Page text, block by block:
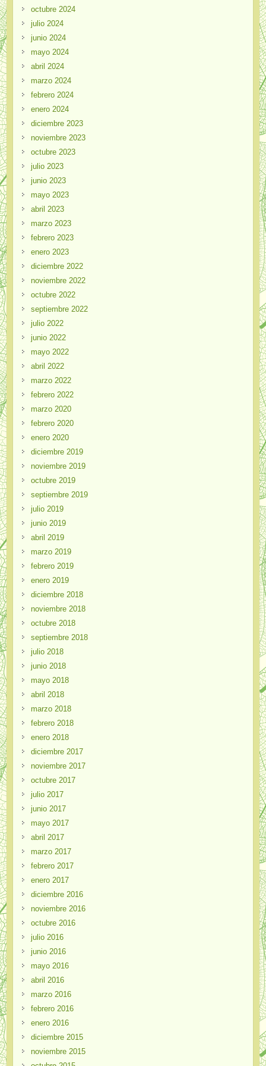
octubre 2024
julio 2024
junio 2024
mayo 2024
abril 2024
marzo 2024
febrero 2024
enero 2024
diciembre 2023
noviembre 2023
octubre 2023
julio 2023
junio 2023
mayo 2023
abril 2023
marzo 2023
febrero 2023
enero 2023
diciembre 2022
noviembre 2022
octubre 2022
septiembre 2022
julio 2022
junio 2022
mayo 2022
abril 2022
marzo 2022
febrero 2022
marzo 2020
febrero 2020
enero 2020
diciembre 2019
noviembre 2019
octubre 2019
septiembre 2019
julio 2019
junio 2019
abril 2019
marzo 2019
febrero 2019
enero 2019
diciembre 2018
noviembre 2018
octubre 2018
septiembre 2018
julio 2018
junio 2018
mayo 2018
abril 2018
marzo 2018
febrero 2018
enero 2018
diciembre 2017
noviembre 2017
octubre 2017
julio 2017
junio 2017
mayo 2017
abril 2017
marzo 2017
febrero 2017
enero 2017
diciembre 2016
noviembre 2016
octubre 2016
julio 2016
junio 2016
mayo 2016
abril 2016
marzo 2016
febrero 2016
enero 2016
diciembre 2015
noviembre 2015